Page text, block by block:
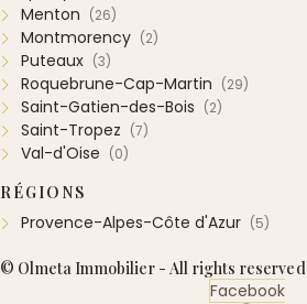
Menton (26)
Montmorency (2)
Puteaux (3)
Roquebrune-Cap-Martin (29)
Saint-Gatien-des-Bois (2)
Saint-Tropez (7)
Val-d'Oise (0)
RÉGIONS
Provence-Alpes-Côte d'Azur (5)
© Olmeta Immobilier - All rights reserved
Facebook